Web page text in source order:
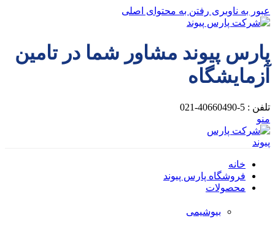
عبور به ناوبری رفتن به محتوای اصلی
پارس پیوند مشاور شما در تامین
آزمایشگاه
تلفن : 5-40660490-021
منو
خانه
فروشگاه پارس پیوند
محصولات
بیوشیمی